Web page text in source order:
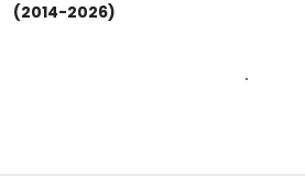
(2014-2026)